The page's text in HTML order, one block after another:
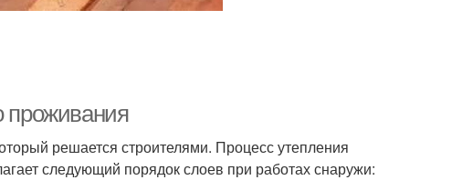
проживания
решается строителями. Процесс утепления
следующий порядок слоев при работах снаружи: